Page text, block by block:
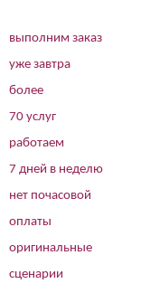
выполним заказ
уже завтра
более
70 услуг
работаем
7 дней в неделю
нет почасовой
оплаты
оригинальные
сценарии